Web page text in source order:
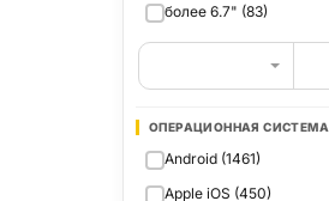
более 6.7" (83)
ОПЕРАЦИОННАЯ СИСТЕМА
Android (1461)
Apple iOS (450)